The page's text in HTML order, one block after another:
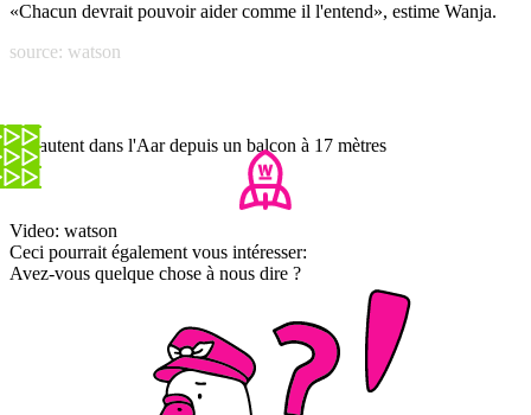
«Chacun devrait pouvoir aider comme il l'entend», estime Wanja.
source: watson
Ils sautent dans l'Aar depuis un balcon à 17 mètres
Video: watson
Ceci pourrait également vous intéresser:
Avez-vous quelque chose à nous dire ?